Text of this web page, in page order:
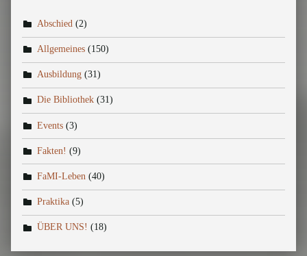
Abschied (2)
Allgemeines (150)
Ausbildung (31)
Die Bibliothek (31)
Events (3)
Fakten! (9)
FaMI-Leben (40)
Praktika (5)
ÜBER UNS! (18)